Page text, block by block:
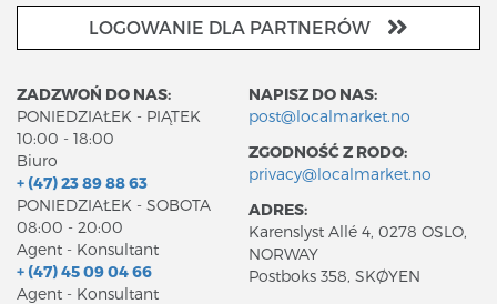
LOGOWANIE DLA PARTNERÓW
ZADZWOŃ DO NAS:
PONIEDZIAŁEK - PIĄTEK
10:00 - 18:00
Biuro
+ (47) 23 89 88 63
PONIEDZIAŁEK - SOBOTA
08:00 - 20:00
Agent - Konsultant
+ (47) 45 09 04 66
Agent - Konsultant
NAPISZ DO NAS:
post@localmarket.no
ZGODNOŚĆ Z RODO:
privacy@localmarket.no
ADRES:
Karenslyst Allé 4, 0278 OSLO,
NORWAY
Postboks 358, SKØYEN